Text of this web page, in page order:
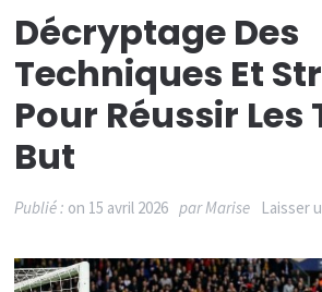
Décryptage Des
Techniques Et
Pour Réussir Les
But
Publié : on 15 avril 2026 parMarise Laisser